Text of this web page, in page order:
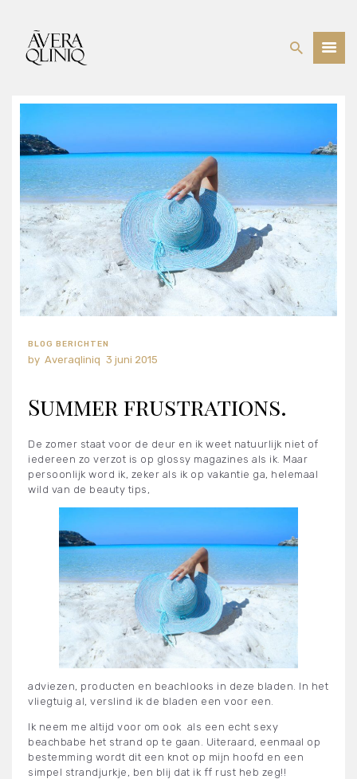
BEHANDELINGEN
WEBSHOP
OVER ONS
BLOG BERICHTEN
Averaqliniq 3 juni 2015
Summer frustrations.
De zomer staat voor de deur en ik weet natuurlijk niet of
iedereen zo verzot is op glossy magazines als ik. Maar
persoonlijk word ik, zeker als ik op vakantie ga, helemaal
wild van de beauty tips,
adviezen, producten en beachlooks in deze bladen. In het
vliegtuig al, verslind ik de bladen een voor een.
Ik neem me altijd voor om ook als een echt sexy
beachbabe het strand op te gaan. Uiteraard, eenmaal op
bestemming wordt dit een knot op mijn hoofd en een
simpel strandjurkje, ben blij dat ik ff rust heb zeg!!